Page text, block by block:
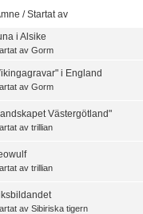
/Startat av
i Alsike
av Gorm
i England
av Gorm
Västergötland"
av trillian
av trillian
av Sibiriska tigern